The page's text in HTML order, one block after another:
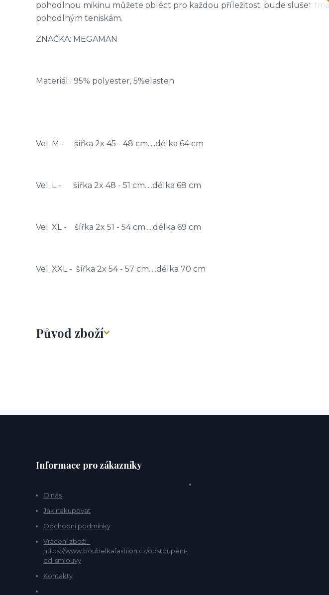
pohodlnou mikinu můžete obléct pro každou příležitost. bude slušet
pohodlným teniskám.
ZNAČKA: MEGAMAN
Materiál : 95% polyester, 5%elasten
Vel. M - šířka 2x 45 - 48 cm.....délka 64 cm
Vel. L - šířka 2x 48 - 51 cm.....délka 68 cm
Vel. XL - šířka 2x 51 - 54 cm.....délka 69 cm
Vel. XXL - šířka 2x 54 - 57 cm.....délka 70 cm
Původ zboží
Informace pro zákazníky
O nás
Jak nakupovat
Obchodní podmínky
Vrácení zboží -
https://www.boubelkafashion.cz/odstoupeni-
od-smlouvy
Kontakty